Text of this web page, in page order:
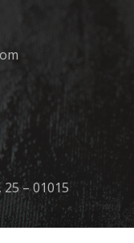
25 – 01015